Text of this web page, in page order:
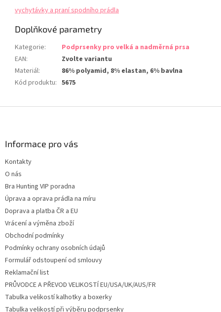
vychytávky a praní spodního prádla
Doplňkové parametry
Kategorie:
Podprsenky pro velká a nadměrná prsa
EAN:
Zvolte variantu
Materiál:
86% polyamid, 8% elastan, 6% bavlna
Kód produktu: 5675
Informace pro vás
Kontakty
O nás
Bra Hunting VIP poradna
Úprava a oprava prádla na míru
Doprava a platba ČR a EU
Vrácení a výměna zboží
Obchodní podmínky
Podmínky ochrany osobních údajů
Formulář odstoupení od smlouvy
Reklamační list
PRŮVODCE A PŘEVOD VELIKOSTÍ EU/USA/UK/AUS/FR
Tabulka velikostí kalhotky a boxerky
Tabulka velikostí při výběru podprsenky